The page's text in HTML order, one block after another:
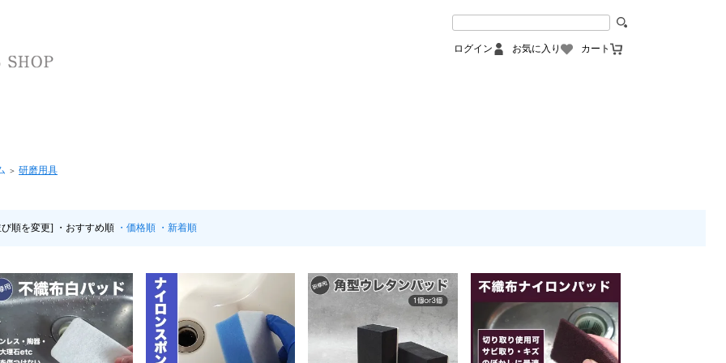
ログイン お気に入り カート
＞ 研磨用具
順を変更] ・おすすめ順 ・価格順 ・新着順